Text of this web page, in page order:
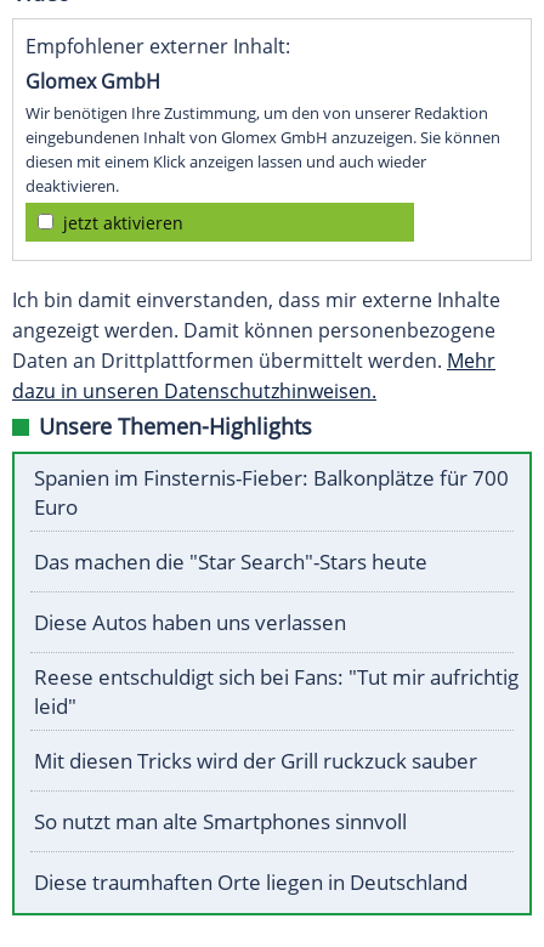
Empfohlener externer Inhalt:
Glomex GmbH
Wir benötigen Ihre Zustimmung, um den von unserer Redaktion
eingebundenen Inhalt von Glomex GmbH anzuzeigen. Sie können
diesen mit einem Klick anzeigen lassen und auch wieder
deaktivieren.
jetzt aktivieren
Ich bin damit einverstanden, dass mir externe Inhalte
angezeigt werden. Damit können personenbezogene
Daten an Drittplattformen übermittelt werden. Mehr
dazu in unseren Datenschutzhinweisen.
Unsere Themen-Highlights
Spanien im Finsternis-Fieber: Balkonplätze für 700
Euro
Das machen die "Star Search"-Stars heute
Diese Autos haben uns verlassen
Reese entschuldigt sich bei Fans: "Tut mir aufrichtig
leid"
Mit diesen Tricks wird der Grill ruckzuck sauber
So nutzt man alte Smartphones sinnvoll
Diese traumhaften Orte liegen in Deutschland